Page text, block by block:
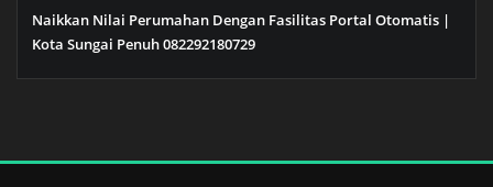
Naikkan Nilai Perumahan Dengan Fasilitas Portal Otomatis |
Kota Sungai Penuh 082292180729